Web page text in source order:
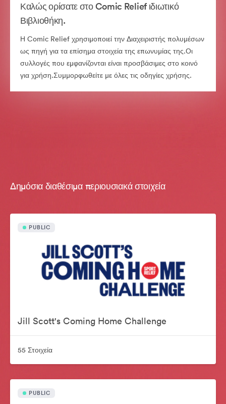
Καλώς ορίσατε στο Comic Relief ιδιωτικό
Βιβλιοθήκη.
Η Comic Relief χρησιμοποιεί την Διαχειριστής πολυμέσων
ως πηγή για τα επίσημα στοιχεία της επωνυμίας της.Οι
συλλογές που εμφανίζονται είναι προσβάσιμες στο κοινό
για χρήση.Συμμορφωθείτε με όλες τις οδηγίες χρήσης.
Δημόσια διαθέσιμα περιουσιακά στοιχεία
PUBLIC
Jill Scott's Coming Home Challenge
55 Στοιχεία
PUBLIC